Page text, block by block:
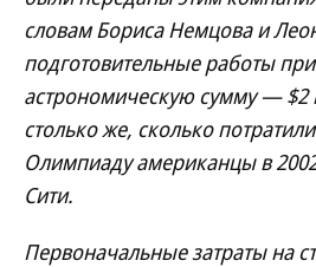
словам Бориса Немцова и
подготовительные работы
астрономическую сумму —
столько же, сколько
Олимпиаду американцы в
Сити.
Первоначальные затраты на